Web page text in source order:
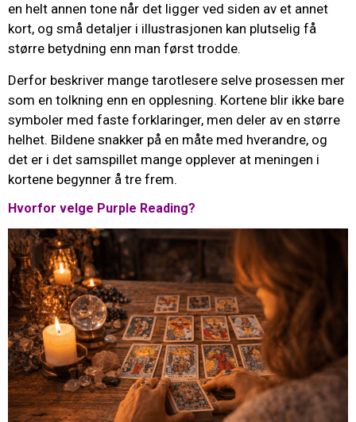
en helt annen tone når det ligger ved siden av et annet
kort, og små detaljer i illustrasjonen kan plutselig få
større betydning enn man først trodde.
Derfor beskriver mange tarotlesere selve prosessen mer
som en tolkning enn en opplesning. Kortene blir ikke bare
symboler med faste forklaringer, men deler av en større
helhet. Bildene snakker på en måte med hverandre, og
det er i det samspillet mange opplever at meningen i
kortene begynner å tre frem.
Hvorfor velge Purple Reading?